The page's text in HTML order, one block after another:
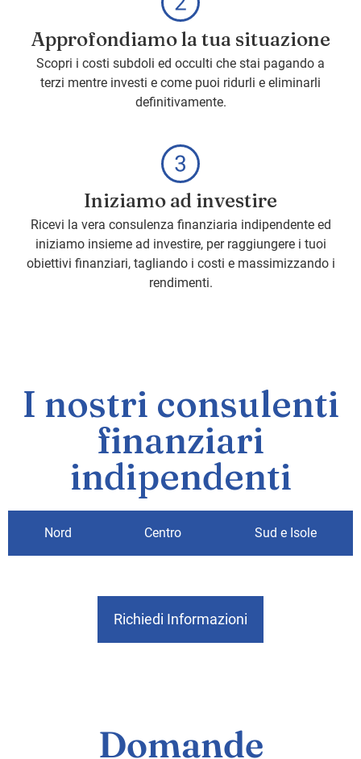
Approfondiamo la tua situazione
Scopri i costi subdoli ed occulti che stai pagando a
terzi mentre investi e come puoi ridurli e eliminarli
definitivamente.
Iniziamo ad investire
Ricevi la vera consulenza finanziaria indipendente ed
iniziamo insieme ad investire, per raggiungere i tuoi
obiettivi finanziari, tagliando i costi e massimizzando i
rendimenti.
I nostri consulenti
finanziari
indipendenti
Nord Centro Sud e Isole
Richiedi Informazioni
Domande